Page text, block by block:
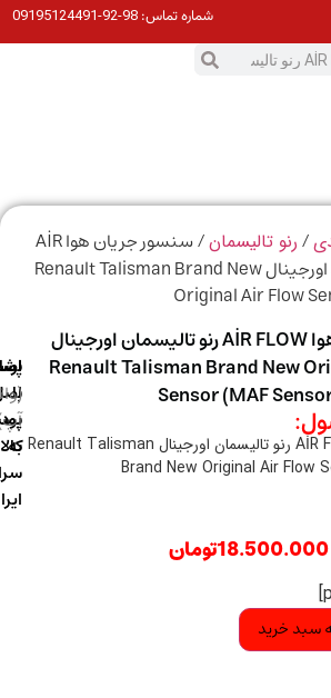
شماره تماس:98-92-09195124491
تالیسمان
/ سنسور جریان هوا AİR
FLOW رنو تالیسمان اورجینال Renault Talisman Brand New
Original Air
سنسور جریان هوا AİR FLOW رنو تالیسمان اورجینال
Renault Talisman Brand
Sensor (MAF
سنسور جریان هوا AİR FLOW رنو تالیسمان اورجینال Renault Talisman
Brand New Original
تومان
خرید
ارسال
به
سراسر
اصالت
کالا
پشتیبانی
(واتس